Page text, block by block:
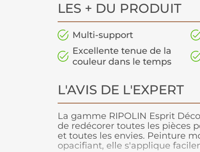
LES + DU PRODUIT
Multi-support
Excellente tenue de la
couleur dans le temps
L'AVIS DE L'EXPERT
La gamme RIPOLIN Esprit
de redécorer toutes les pièces
et toutes les envies. Peinture
opacifiant, elle s'applique